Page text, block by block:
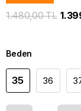
1.480,00 TL
Beden
35 36